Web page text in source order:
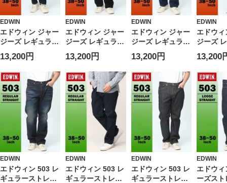
EDWIN
エドウィン ジャー
ジーズ レギュラー
テーパード 38-50
インチ ワンウォッ
シュ JMH33-1100
EDWIN エドウイ
ン 大きいサイズ
メンズ ジーンズ
デニムパンツ ロン
グパンツ ボトムス
13,200円
EDWIN
エドウィン ジャー
ジーズ レギュラー
ストレート 38-50
インチ ブラック
JMH03-1101
EDWIN エドウイ
ン 大きいサイズ
メンズ ジーンズ
デニムパンツ ロン
グパンツ ボトムス
13,200円
EDWIN
エドウィン ジャー
ジーズ レギュラー
ストレート 38-50
インチ 濃色 USED
加工 JMH03-1126
EDWIN エドウイ
ン 大きいサイズ
メンズ ジーンズ
デニムパンツ ロン
グパンツ ボトムス
13,200円
EDWIN
エドウ
ジーズ
ストレ
インチ
JMH03-
EDWIN
ン 大き
メンズ
デニム
グパン
13,200
EDWIN
エドウィン 503 レ
ギュラーストレー
EDWIN
エドウィン 503 レ
ギュラーストレー
EDWIN
エドウィン 503 レ
ギュラーストレー
EDWIN
エドウ
ーズスト